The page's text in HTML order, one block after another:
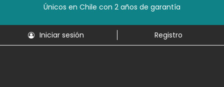
Únicos en Chile con 2 años de garantía
Iniciar sesión Registro